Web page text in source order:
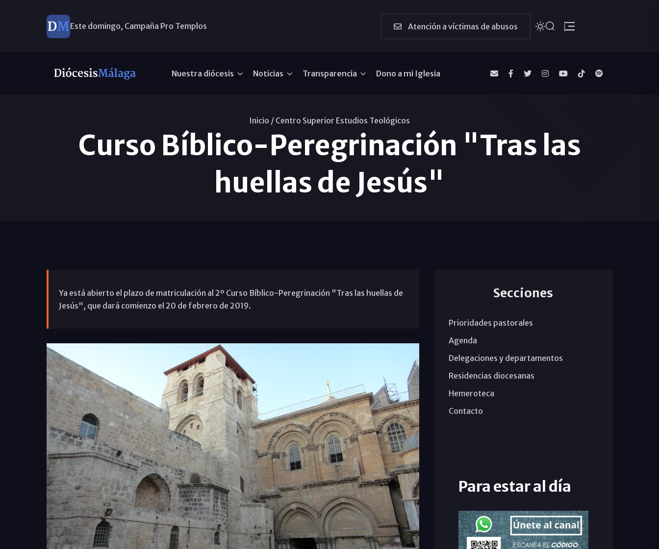
Este domingo, Campaña Pro Templos Atención a víctimas de abusos
Nuestra diócesis Noticias Transparencia Dono a mi Iglesia
Inicio / Centro Superior Estudios Teológicos
Curso Bíblico-Peregrinación "Tras las
huellas de Jesús"
Ya está abierto el plazo de matriculación al 2º Curso Bíblico-Peregrinación "Tras las huellas de
Jesús", que dará comienzo el 20 de febrero de 2019.
Secciones
Prioridades pastorales
Agenda
Delegaciones y departamentos
Residencias diocesanas
Hemeroteca
Contacto
Para estar al día